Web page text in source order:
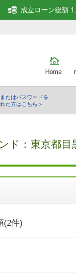
成立ローン総額
Home
たはパスワードを
た方はこちら＞
：東京都目
(2件)